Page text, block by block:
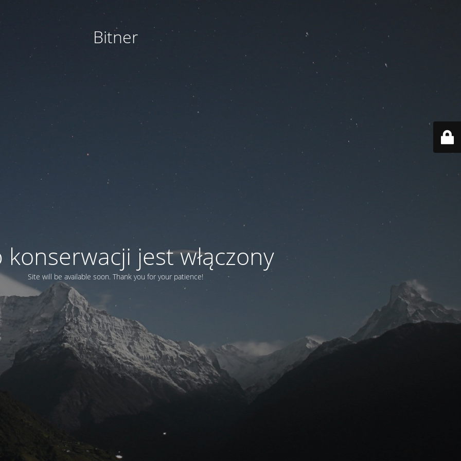
Bitner
konserwacji jest włączony
Site will be available soon. Thank you for your patience!